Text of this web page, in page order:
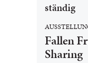
ständig
Fallen
Sharing